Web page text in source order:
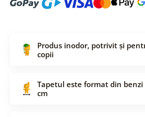
Produs inodor, potrivit și
copii
Tapetul este format din
cm